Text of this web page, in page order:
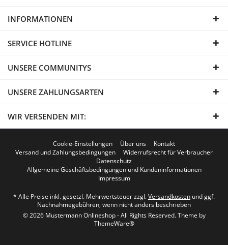
INFORMATIONEN
SERVICE HOTLINE
UNSERE COMMUNITYS
UNSERE ZAHLUNGSARTEN
WIR VERSENDEN MIT:
Cookie-Einstellungen Über uns
Kontakt
Versand und Zahlungsbedingungen
Widerrufsrecht für Verbraucher
Datenschutz
Allgemeine Geschäftsbedingungen und Kundeninformationen
Impressum
* Alle Preise inkl. gesetzl. Mehrwertsteuer zzgl.Versandkosten und ggf.
Nachnahmegebühren, wenn nicht anders beschrieben
© 2026 Mustermann Onlineshop - All Rights Reserved. Theme by
ThemeWare®